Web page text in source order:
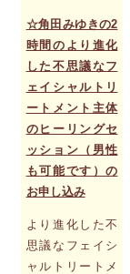
☆角田みゆきの2
時間のより進化
した不思議なフ
ェイシャルトリ
ートメント主体
のヒーリングセ
ッション（男性
も可能です）の
お申し込み
より進化した不
思議なフェイシ
ャルトリートメ